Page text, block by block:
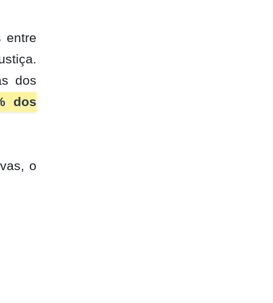
entre
dos
dos
o